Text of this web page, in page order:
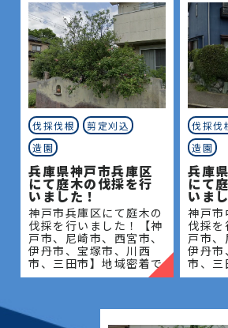
伐採伐根
剪定刈込
造園
兵庫県神戸市兵庫区
にて庭木の伐採を行
いました！
神戸市兵庫区にて庭木の
伐採を行いました！【神
戸市、尼崎市、西宮市、
伊丹市、宝塚市、川西
市、三田市】地域密着で
伐採・抜根・剪定・草刈
当社にご相談ください！
伐採伐
造園
兵庫
にて
いま
神戸市
伐採を
戸市、
伊丹市
市、三
伐採・
当社に